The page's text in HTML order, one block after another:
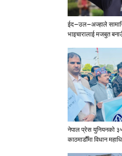
ईद–उल–अज्हाले
भाइचारालाई मजबुत
नेपाल प्रेस युनियनको
काठमाडौँमा विधान